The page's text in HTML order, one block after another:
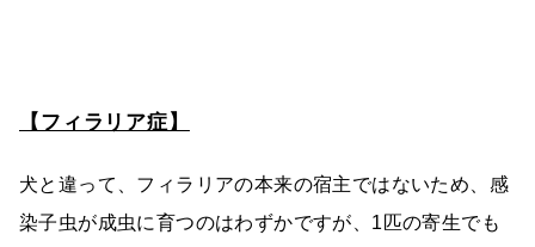
【フィラリア症】
犬と違って、フィラリアの本来の宿主ではないため、感
染子虫が成虫に育つのはわずかですが、1匹の寄生でも